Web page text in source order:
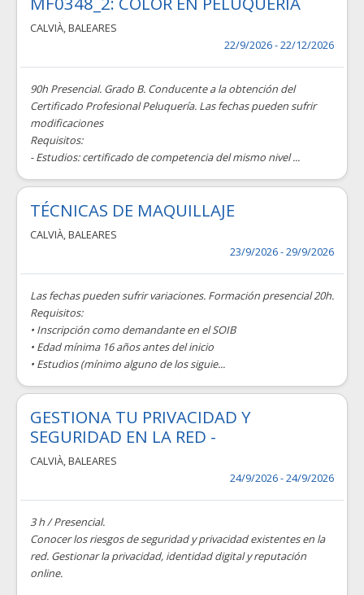
CALVIÀ,BALEARES
22/9/2026 - 22/12/2026
90h Presencial. Grado B. Conducente a la obtención del
Certificado Profesional Peluquería. Las fechas pueden sufrir
modificaciones
Requisitos:
- Estudios: certificado de competencia del mismo nivel ...
TÉCNICAS DE MAQUILLAJE
CALVIÀ,BALEARES
23/9/2026 - 29/9/2026
Las fechas pueden sufrir variaciones. Formación presencial 20h.
Requisitos:
• Inscripción como demandante en el SOIB
• Edad mínima 16 años antes del inicio
• Estudios (mínimo alguno de los siguie...
GESTIONA TU PRIVACIDAD Y
SEGURIDAD EN LA RED -
CALVIÀ,BALEARES
24/9/2026 - 24/9/2026
3 h / Presencial.
Conocer los riesgos de seguridad y privacidad existentes en la
red. Gestionar la privacidad, identidad digital y reputación
online.